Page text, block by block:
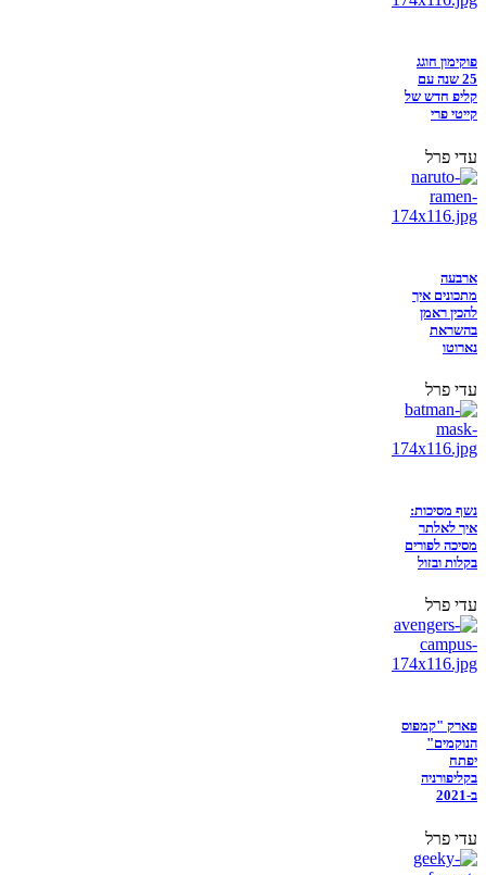
פוקימון חוגג
25 שנה עם
קליפ חדש של
קייטי פרי
עדי פרל
ארבעה
מתכונים איך
להכין ראמן
בהשראת
נארוטו
עדי פרל
נשף מסיכות:
איך לאלתר
מסיכה לפורים
בקלות ובזול
עדי פרל
פארק "קמפוס
הנוקמים"
יפתח
בקליפורניה
ב-2021
עדי פרל